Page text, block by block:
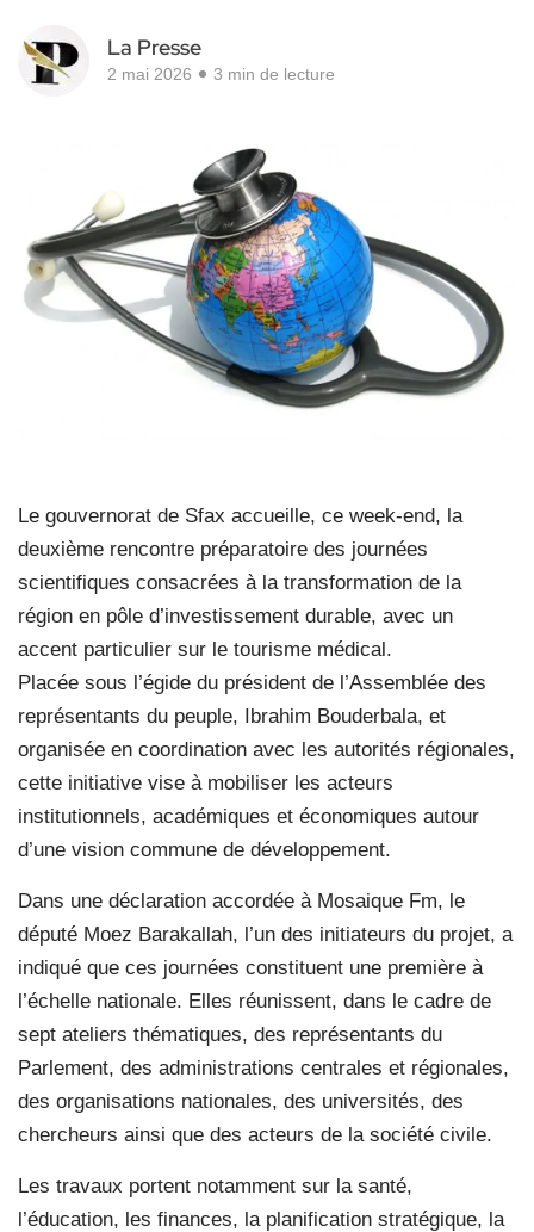
La Presse
2 mai 2026 3 min de lecture
Le gouvernorat de Sfax accueille, ce week-end, la
deuxième rencontre préparatoire des journées
scientifiques consacrées à la transformation de la
région en pôle d’investissement durable, avec un
accent particulier sur le tourisme médical.
Placée sous l’égide du président de l’Assemblée des
représentants du peuple, Ibrahim Bouderbala, et
organisée en coordination avec les autorités régionales,
cette initiative vise à mobiliser les acteurs
institutionnels, académiques et économiques autour
d’une vision commune de développement.
Dans une déclaration accordée à Mosaique Fm, le
député Moez Barakallah, l’un des initiateurs du projet, a
indiqué que ces journées constituent une première à
l’échelle nationale. Elles réunissent, dans le cadre de
sept ateliers thématiques, des représentants du
Parlement, des administrations centrales et régionales,
des organisations nationales, des universités, des
chercheurs ainsi que des acteurs de la société civile.
Les travaux portent notamment sur la santé,
l’éducation, les finances, la planification stratégique, la